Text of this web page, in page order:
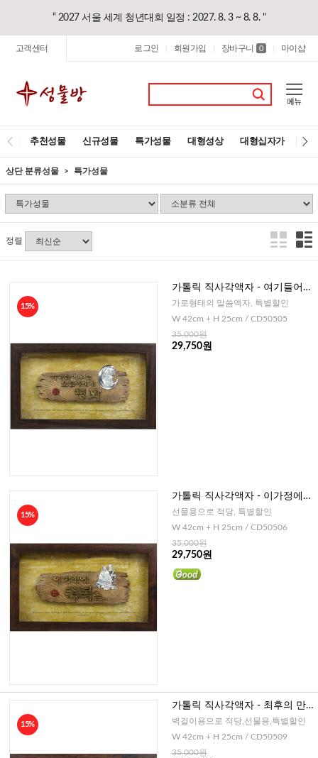
“ 2027 서울 세계 청년대회 일정 : 2027. 8. 3 ~ 8. 8. "
고객센터 로그인 회원가입 장바구니 0 마이샵
추천성물 신규성물 특가성물 대형성상 대형십자가 레
상단 분류성물 특가성물
정렬
15%
가톨릭 직사각액자 - 여기들어오
는 모든이에게 평화
가로형태의 말씀액자, 특별할인
W 42cm + H 25cm / CD50505
35,000원
29,750원
15%
가톨릭 직사각액자 - 이가정에
축복을
선물용으로 적당, 특별할인
W 42cm + H 25cm / CD50506
35,000원
29,750원
15%
가톨릭 직사각액자 - 최후의 만
찬
벽걸이용으로 적당,선물용,특별할인
W 42cm + H 25cm / CD50509
35,000원